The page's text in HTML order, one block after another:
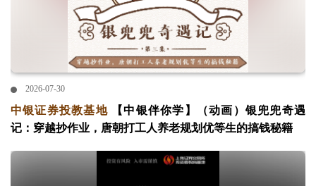
2026-07-30
中银证券投教基地
【中银伴你学】（动画）银兜兜奇遇
记：穿越抄作业，唐朝打工人养老规划优等生的搞钱秘籍